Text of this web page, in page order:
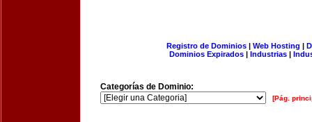
Registro de Dominios| Web Hosting |
Dominios Expirados | Industrias |
Categorías de Dominio:
[Pág.